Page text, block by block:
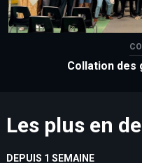
Collation des
Les plus en
DEPUIS 1 SEMAINE